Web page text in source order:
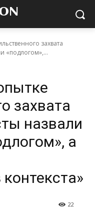
захвата
«подлогом»,...
захвата
назвали
а
22